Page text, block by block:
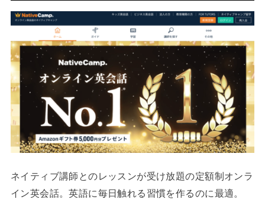
ネイティブ講師とのレッスンが受け放題の定額制オンラ
イン英会話。英語に毎日触れる習慣を作るのに最適。